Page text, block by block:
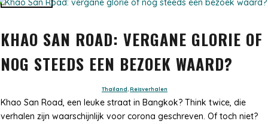
KHAO SAN ROAD: VERGANE GLORIE OF
NOG STEEDS EEN BEZOEK WAARD?
Thailand,Reisverhalen
Khao San Road, een leuke straat in Bangkok? Think twice, die
verhalen zijn waarschijnlijk voor corona geschreven. Of toch niet?